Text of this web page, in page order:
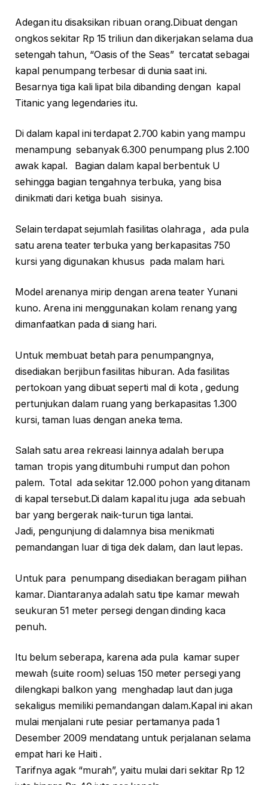
Adegan itu disaksikan ribuan orang.Dibuat dengan
ongkos sekitar Rp 15 triliun dan dikerjakan selama dua
setengah tahun, “Oasis of the Seas” tercatat sebagai
kapal penumpang terbesar di dunia saat ini.
Besarnya tiga kali lipat bila dibanding dengan kapal
Titanic yang legendaries itu.
Di dalam kapal ini terdapat 2.700 kabin yang mampu
menampung sebanyak 6.300 penumpang plus 2.100
awak kapal. Bagian dalam kapal berbentuk U
sehingga bagian tengahnya terbuka, yang bisa
dinikmati dari ketiga buah sisinya.
Selain terdapat sejumlah fasilitas olahraga , ada pula
satu arena teater terbuka yang berkapasitas 750
kursi yang digunakan khusus pada malam hari.
Model arenanya mirip dengan arena teater Yunani
kuno. Arena ini menggunakan kolam renang yang
dimanfaatkan pada di siang hari.
Untuk membuat betah para penumpangnya,
disediakan berjibun fasilitas hiburan. Ada fasilitas
pertokoan yang dibuat seperti mal di kota , gedung
pertunjukan dalam ruang yang berkapasitas 1.300
kursi, taman luas dengan aneka tema.
Salah satu area rekreasi lainnya adalah berupa
taman tropis yang ditumbuhi rumput dan pohon
palem. Total ada sekitar 12.000 pohon yang ditanam
di kapal tersebut.Di dalam kapal itu juga ada sebuah
bar yang bergerak naik-turun tiga lantai.
Jadi, pengunjung di dalamnya bisa menikmati
pemandangan luar di tiga dek dalam, dan laut lepas.
Untuk para penumpang disediakan beragam pilihan
kamar. Diantaranya adalah satu tipe kamar mewah
seukuran 51 meter persegi dengan dinding kaca
penuh.
Itu belum seberapa, karena ada pula kamar super
mewah (suite room) seluas 150 meter persegi yang
dilengkapi balkon yang menghadap laut dan juga
sekaligus memiliki pemandangan dalam.Kapal ini akan
mulai menjalani rute pesiar pertamanya pada 1
Desember 2009 mendatang untuk perjalanan selama
empat hari ke Haiti .
Tarifnya agak “murah”, yaitu mulai dari sekitar Rp 12